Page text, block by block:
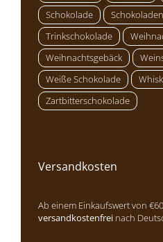
Schokolade
Trinkschokolade
Weihnachtsgebäck
Weiße Schokolade
Zartbitterschokolade
Versandkosten
Ab einem Einkaufswert von
versandkostenfrei nach